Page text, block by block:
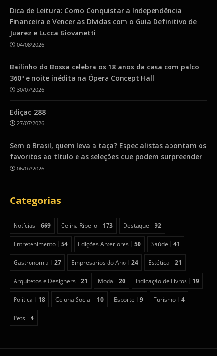
Dica de Leitura: Como Conquistar a Independência
Financeira e Vencer as Dívidas com o Guia Definitivo de
Juarez e Lucca Giovanetti
04/08/2026
Bailinho do Bossa celebra os 18 anos da casa com palco
360º e noite inédita na Ópera Concept Hall
30/07/2026
Ediçao 288
27/07/2026
Sem o Brasil, quem leva a taça? Especialistas apontam os
favoritos ao título e as seleções que podem surpreender
06/07/2026
Categorias
Notícias 669 Celina Ribello 173 Destaque 92
Entretenimento 54 Edições Anteriores 50 Saúde 41
Gastronomia 27 Empresarios do Ano 24 Estética 21
Arquitetos e Designers 21 Moda 20 Indicação de Livros 19
Política 18 Coluna Social 10 Esporte 9 Turismo 4
Pets 4